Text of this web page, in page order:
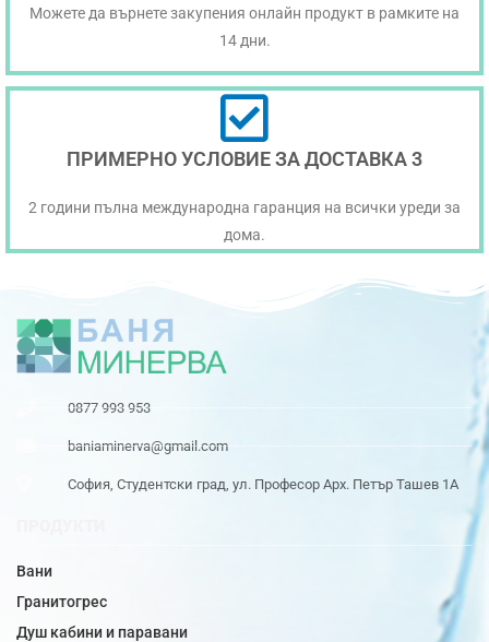
Можете да върнете закупения онлайн продукт в рамките на
14 дни.
ПРИМЕРНО УСЛОВИЕ ЗА ДОСТАВКА 3
2 години пълна международна гаранция на всички уреди за
дома.
0877 993 953
baniaminerva@gmail.com
София, Студентски град, ул. Професор Арх. Петър Ташев 1А
Вани
Гранитогрес
Душ кабини и паравани